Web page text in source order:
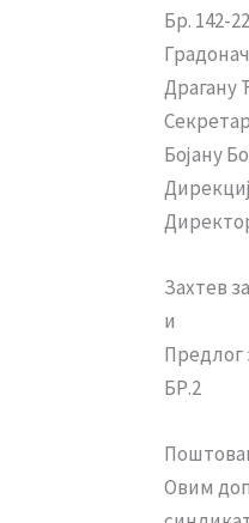
Бр. 142-
Драгану
Бојану
Захтев
и
Предлог
БР.2
Овим